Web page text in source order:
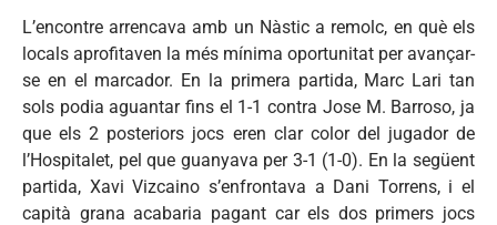
L’encontre arrencava amb un Nàstic a remolc, en què els
locals aprofitaven la més mínima oportunitat per avançar-
se en el marcador. En la primera partida, Marc Lari tan
sols podia aguantar fins el 1-1 contra Jose M. Barroso, ja
que els 2 posteriors jocs eren clar color del jugador de
l’Hospitalet, pel que guanyava per 3-1 (1-0). En la següent
partida, Xavi Vizcaino s’enfrontava a Dani Torrens, i el
capità grana acabaria pagant car els dos primers jocs